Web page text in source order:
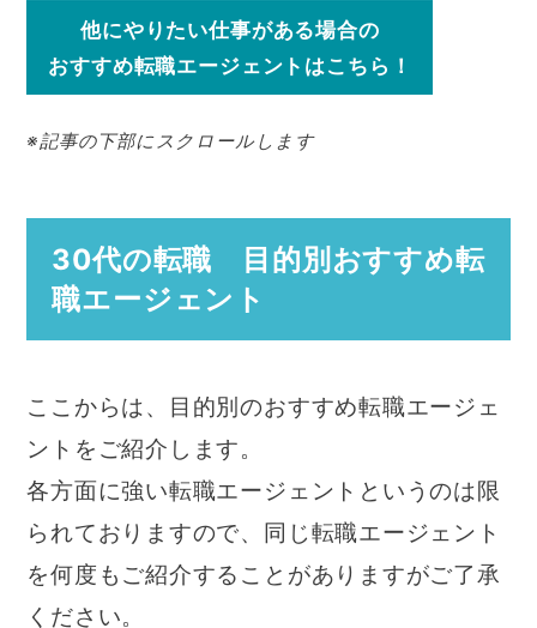
他にやりたい仕事がある場合の
おすすめ転職エージェントはこちら！
※記事の下部にスクロールします
30代の転職 目的別おすすめ転
職エージェント
ここからは、目的別のおすすめ転職エージェ
ントをご紹介します。
各方面に強い転職エージェントというのは限
られておりますので、同じ転職エージェント
を何度もご紹介することがありますがご了承
ください。